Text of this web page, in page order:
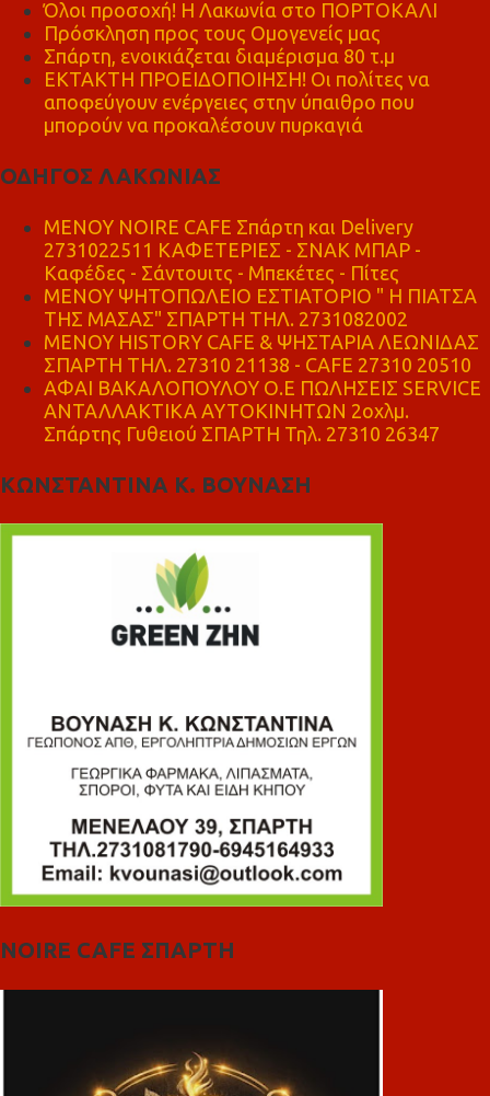
Όλοι προσοχή! Η Λακωνία στο ΠΟΡΤΟΚΑΛΙ
Πρόσκληση προς τους Ομογενείς μας
Σπάρτη, ενοικιάζεται διαμέρισμα 80 τ.μ
ΕΚΤΑΚΤΗ ΠΡΟΕΙΔΟΠΟΙΗΣΗ! Οι πολίτες να
αποφεύγουν ενέργειες στην ύπαιθρο που
μπορούν να προκαλέσουν πυρκαγιά
ΟΔΗΓΟΣ ΛΑΚΩΝΙΑΣ
MENOY NOIRE CAFE Σπάρτη και Delivery
2731022511 ΚΑΦΕΤΕΡΙΕΣ - ΣΝΑΚ ΜΠΑΡ -
Καφέδες - Σάντουιτς - Μπεκέτες - Πίτες
ΜΕΝΟΥ ΨΗΤΟΠΩΛΕΙΟ ΕΣΤΙΑΤΟΡΙΟ " Η ΠΙΑΤΣΑ
ΤΗΣ ΜΑΣΑΣ" ΣΠΑΡΤΗ ΤΗΛ. 2731082002
ΜΕΝΟΥ HISTORY CAFE & ΨΗΣΤΑΡΙΑ ΛΕΩΝΙΔΑΣ
ΣΠΑΡΤΗ ΤΗΛ. 27310 21138 - CAFE 27310 20510
ΑΦΑΙ ΒΑΚΑΛΟΠΟΥΛΟΥ Ο.Ε ΠΩΛΗΣΕΙΣ SERVICE
ΑΝΤΑΛΛΑΚΤΙΚΑ ΑΥΤΟΚΙΝΗΤΩΝ 2οχλμ.
Σπάρτης Γυθειού ΣΠΑΡΤΗ Τηλ. 27310 26347
ΚΩΝΣΤΑΝΤΙΝΑ Κ. ΒΟΥΝΑΣΗ
NOIRE CAFE ΣΠΑΡΤΗ